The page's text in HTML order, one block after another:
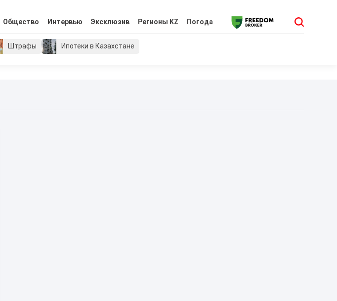
Общество Интервью Эксклюзив Регионы KZ Погода
Штрафы Ипотеки в Казахстане